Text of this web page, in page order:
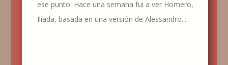
ese punto. Hace una semana fui a ver Homero,
Ilíada, basada en una versión de Alessandro...